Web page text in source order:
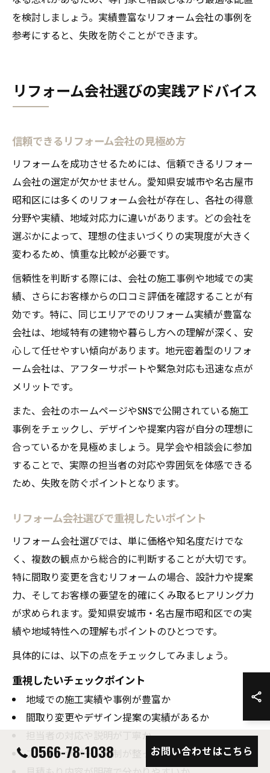
を検討しましょう。実績豊富なリフォーム会社の事例を
参考にすると、失敗を防ぐことができます。
リフォーム会社選びの実践アドバイス
信頼できるリフォーム会社の見極め方
リフォームを成功させるためには、信頼できるリフォー
ム会社の選定が欠かせません。愛知県安城市や名古屋市
昭和区には多くのリフォーム会社が存在し、各社の得意
分野や実績、地域対応力に違いがあります。どの会社を
選ぶかによって、理想の住まいづくりの実現度が大きく
変わるため、慎重な比較が必要です。
信頼性を判断する際には、会社の施工事例や地域での実
績、さらにお客様からの口コミ評価を確認することが有
効です。特に、同じエリアでのリフォーム実績が豊富な
会社は、地域特有の建物や暮らし方への理解が深く、安
心して任せやすい傾向があります。地元密着型のリフォ
ーム会社は、アフターサポートや緊急対応も迅速な点が
メリットです。
また、会社のホームページやSNSで公開されている施工
事例をチェックし、デザインや提案内容が自分の理想に
合っているかを見極めましょう。見学会や相談会に参加
することで、実際の担当者の対応や雰囲気を体感できる
ため、失敗を防ぐポイントとなります。
リフォーム会社選びで重視したいポイント
リフォーム会社選びでは、単に価格や知名度だけでな
く、複数の観点から総合的に判断することが大切です。
特に間取り変更を含むリフォームの場合、設計力や提案
力、そしてお客様の要望を的確にくみ取るヒアリング力
が求められます。愛知県安城市・名古屋市昭和区での実
績や地域特性への理解もポイントのひとつです。
具体的には、以下の点をチェックしてみましょう。
重視したいチェックポイント
地域での施工実績や事例が豊富か
間取り変更やデザイン提案の実績があるか
担当者の対応や説明が丁寧か
アフターサポート体制が整っているか
0566-78-1038 お問い合わせはこちら